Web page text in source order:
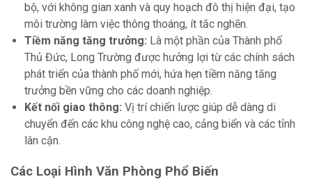
bộ, với không gian xanh và quy hoạch đô thị hiện đại, tạo
môi trường làm việc thông thoáng, ít tắc nghẽn.
Tiềm năng tăng trưởng: Là một phần của Thành phố
Thủ Đức, Long Trường được hưởng lợi từ các chính sách
phát triển của thành phố mới, hứa hẹn tiềm năng tăng
trưởng bền vững cho các doanh nghiệp.
Kết nối giao thông: Vị trí chiến lược giúp dễ dàng di
chuyển đến các khu công nghệ cao, cảng biển và các tỉnh
lân cận.
Các Loại Hình Văn Phòng Phổ Biến